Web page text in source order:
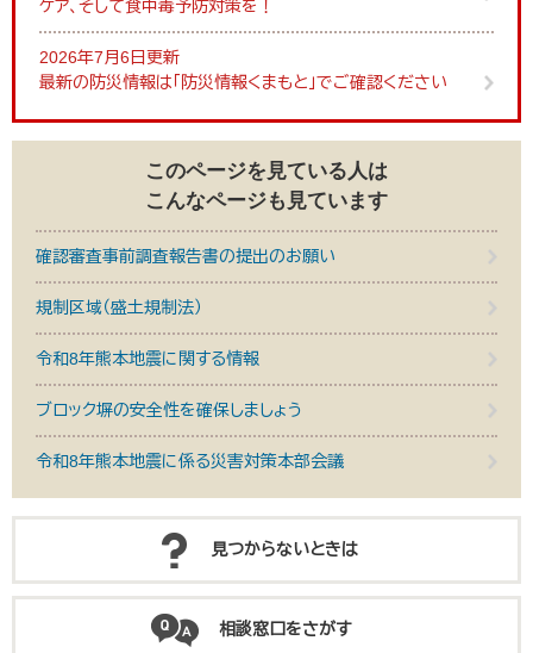
ケア、そして食中毒予防対策を！
2026年7月6日更新
最新の防災情報は「防災情報くまもと」でご確認ください
このページを見ている人は
こんなページも見ています
確認審査事前調査報告書の提出のお願い
規制区域（盛土規制法）
令和8年熊本地震に関する情報
ブロック塀の安全性を確保しましょう
令和8年熊本地震に係る災害対策本部会議
見つからないときは
相談窓口をさがす